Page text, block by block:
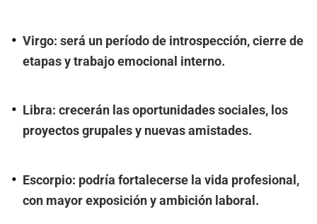
Virgo: será un período de introspección, cierre de
etapas y trabajo emocional interno.
Libra: crecerán las oportunidades sociales, los
proyectos grupales y nuevas amistades.
Escorpio: podría fortalecerse la vida profesional,
con mayor exposición y ambición laboral.